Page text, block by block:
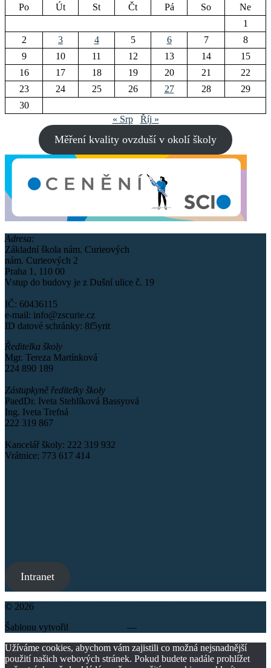
Po
Út St Čt Pá So
Ne
1
2
3 4 5 6 7
8
9
10 11 12 13 14
15
16
17 18 19 20 21
22
23
24 25 26 27 28
29
30
« Srp
Říj »
Měření kvality ovzduší v okolí školy
Adresa:
Základní škola nám. Curieových
nám. Curieových 2
Praha 1, 110 00
Vstup do budovy je z Dušní ulice č. 19
IČ: 60436115
e-mail: info@zscurie.cz
ID datové schránky: 8f5yrit
Ředitelka školy
Mgr. Tereza Martínková
224 890 189
Zástupkyně ředitelky školy
PaedDr. Iveta Stehlíková Bassyová
Ing. Iveta Trefná
222 319 867
Kancelář školy: 222 319 932
Vrátnice: 773 617 414
Intranet
© 2026
Šablonu vytvořil
—
Užíváme cookies, abychom vám zajistili co možná nejsnadnější
použití našich webových stránek. Pokud budete nadále prohlížet